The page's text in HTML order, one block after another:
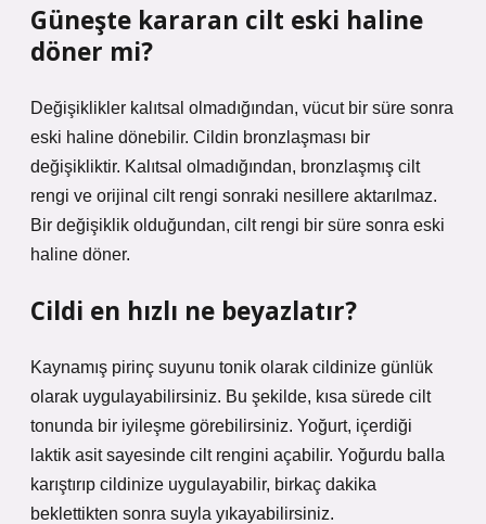
Güneşte kararan cilt eski haline
döner mi?
Değişiklikler kalıtsal olmadığından, vücut bir süre sonra
eski haline dönebilir. Cildin bronzlaşması bir
değişikliktir. Kalıtsal olmadığından, bronzlaşmış cilt
rengi ve orijinal cilt rengi sonraki nesillere aktarılmaz.
Bir değişiklik olduğundan, cilt rengi bir süre sonra eski
haline döner.
Cildi en hızlı ne beyazlatır?
Kaynamış pirinç suyunu tonik olarak cildinize günlük
olarak uygulayabilirsiniz. Bu şekilde, kısa sürede cilt
tonunda bir iyileşme görebilirsiniz. Yoğurt, içerdiği
laktik asit sayesinde cilt rengini açabilir. Yoğurdu balla
karıştırıp cildinize uygulayabilir, birkaç dakika
beklettikten sonra suyla yıkayabilirsiniz.